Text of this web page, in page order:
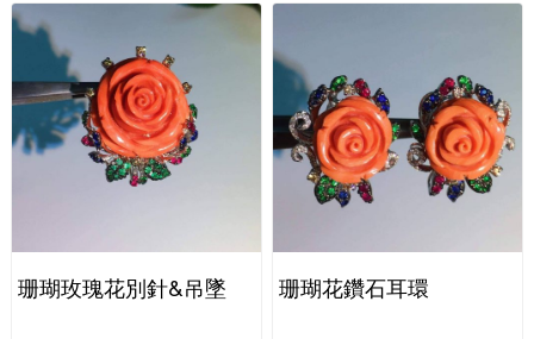
珊瑚玫瑰花別針&吊墜 珊瑚花鑽石耳環